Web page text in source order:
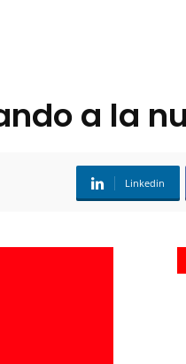
a la
Linkedin